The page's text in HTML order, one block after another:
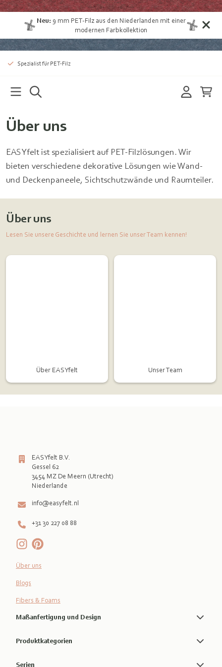
Neu: 9 mm PET-Filz aus den Niederlanden mit einer
modernen Farbkollektion
Spezialist für PET-Filz
Über uns
EASYfelt ist spezialisiert auf PET-Filzlösungen. Wir
bieten verschiedene dekorative Lösungen wie Wand-
und Deckenpaneele, Sichtschutzwände und Raumteiler.
Über uns
Lesen Sie unsere Geschichte und lernen Sie unser Team kennen!
Über EASYfelt Unser Team
EASYfelt B.V.
Gessel 62
3454 MZ De Meern (Utrecht)
info@easyfelt.nl
+31 30 227 08 88
Über uns
Blogs
Fibers & Foams
Maßanfertigung und Design
Produktkategorien
Serien